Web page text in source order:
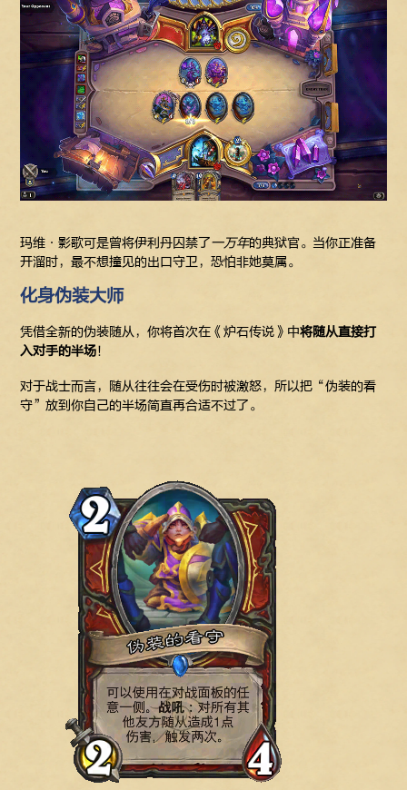
玛维·影歌可是曾将伊利丹囚禁了一万年的典狱官。当你正准备
开溜时，最不想撞见的出口守卫，恐怕非她莫属。
化身伪装大师
凭借全新的伪装随从，你将首次在《炉石传说》中将随从直接打
入对手的半场！
对于战士而言，随从往往会在受伤时被激怒，所以把“伪装的看
守”放到你自己的半场简直再合适不过了。